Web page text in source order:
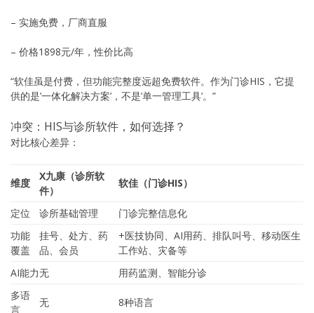
– 实施免费，厂商直服
– 价格1898元/年，性价比高
“软佳虽是付费，但功能完整度远超免费软件。作为门诊HIS，它提
供的是’一体化解决方案’，不是’单一管理工具’。”
冲突：HIS与诊所软件，如何选择？
对比核心差异：
维度
X九康（诊所软
件）
软佳（门诊HIS）
定位 诊所基础管理
门诊完整信息化
功能
覆盖
挂号、处方、药
品、会员
+医技协同、AI用药、排队叫号、移动医生
工作站、灾备等
AI能力无
用药监测、智能分诊
多语
言
无 8种语言